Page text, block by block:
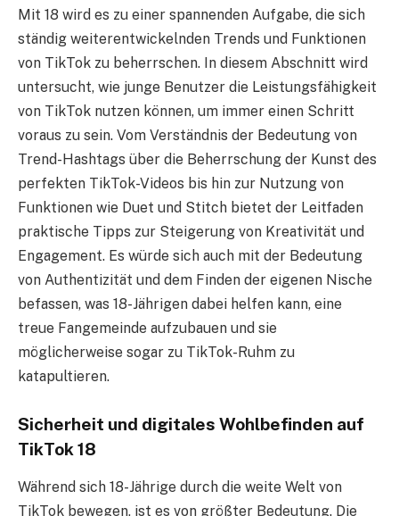
Mit 18 wird es zu einer spannenden Aufgabe, die sich
ständig weiterentwickelnden Trends und Funktionen
von TikTok zu beherrschen. In diesem Abschnitt wird
untersucht, wie junge Benutzer die Leistungsfähigkeit
von TikTok nutzen können, um immer einen Schritt
voraus zu sein. Vom Verständnis der Bedeutung von
Trend-Hashtags über die Beherrschung der Kunst des
perfekten TikTok-Videos bis hin zur Nutzung von
Funktionen wie Duet und Stitch bietet der Leitfaden
praktische Tipps zur Steigerung von Kreativität und
Engagement. Es würde sich auch mit der Bedeutung
von Authentizität und dem Finden der eigenen Nische
befassen, was 18-Jährigen dabei helfen kann, eine
treue Fangemeinde aufzubauen und sie
möglicherweise sogar zu TikTok-Ruhm zu
katapultieren.
Sicherheit und digitales Wohlbefinden auf
TikTok 18
Während sich 18-Jährige durch die weite Welt von
TikTok bewegen, ist es von größter Bedeutung. Die